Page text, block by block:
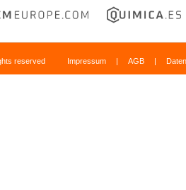
reserved Impressum | AGB |